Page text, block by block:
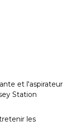
et l'aspirateur
Station
les